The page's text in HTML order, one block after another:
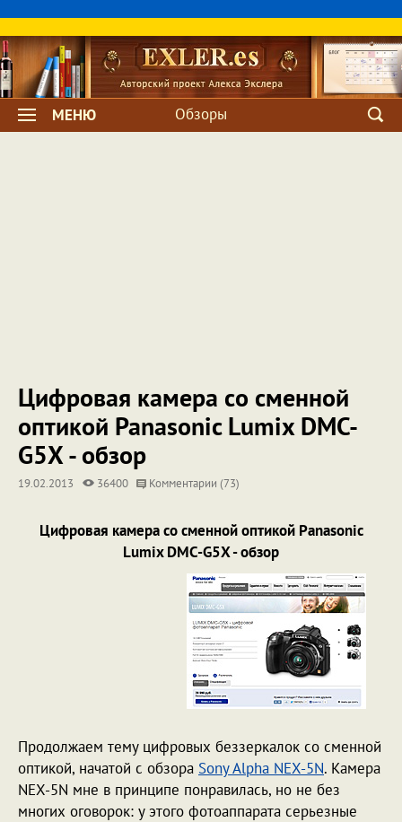
МЕНЮ Обзоры
Цифровая камера со сменной
оптикой Panasonic Lumix DMC-
G5X - обзор
19.02.2013 36400 Комментарии (73)
Цифровая камера со сменной оптикой Panasonic
Lumix DMC-G5X - обзор
Продолжаем тему цифровых беззеркалок со сменной
оптикой, начатой с обзора Sony Alpha NEX-5N. Камера
NEX-5N мне в принципе понравилась, но не без
многих оговорок: у этого фотоаппарата серьезные